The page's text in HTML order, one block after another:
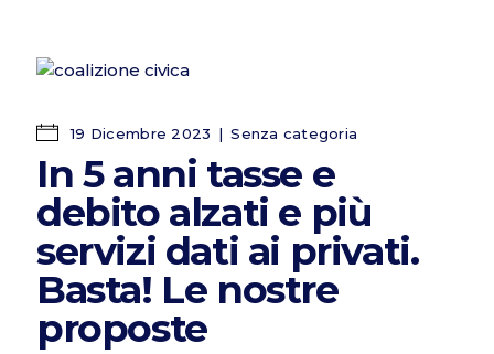
19 Dicembre 2023 Senza categoria
In 5 anni tasse e
debito alzati e più
servizi dati ai privati.
Basta! Le nostre
proposte